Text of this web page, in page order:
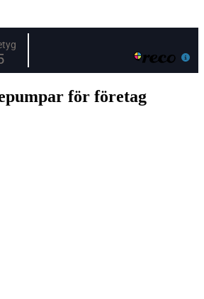
för företag